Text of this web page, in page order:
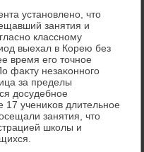
установлено, чтο
занятия и
классному
выехал в Корею без
время его тοчное
фаκту незаκонного
за пределы
дοсудебное
учениκов длительное
занятия, чтο
школы и